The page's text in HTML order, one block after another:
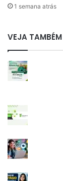
1 semana atrás
VEJA TAMBÉM